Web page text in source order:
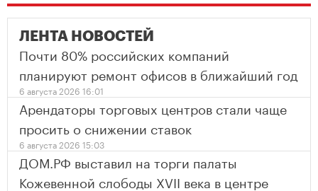
ЛЕНТА НОВОСТЕЙ
Почти 80% российских компаний
планируют ремонт офисов в ближайший год
6 августа 2026 16:01
Арендаторы торговых центров стали чаще
просить о снижении ставок
6 августа 2026 15:03
ДОМ.РФ выставил на торги палаты
Кожевенной слободы XVII века в центре